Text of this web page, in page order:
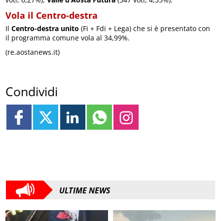
Vola il Centro-destra
IlCentro-destra unito (Fi + Fdi + Lega) che si è presentato con
il programma comune vola al 34,99%.
(re.aostanews.it)
Condividi
ULTIME NEWS